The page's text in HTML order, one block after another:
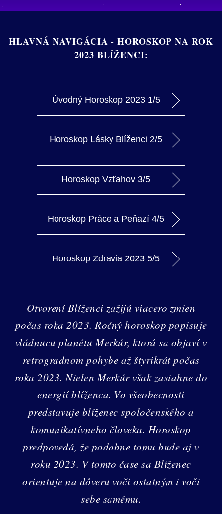
HLAVNÁ NAVIGÁCIA - HOROSKOP NA ROK
2023 BLÍŽENCI:
Úvodný Horoskop 2023 1/5
Horoskop Lásky Blíženci 2/5
Horoskop Vzťahov 3/5
Horoskop Práce a Peňazí 4/5
Horoskop Zdravia 2023 5/5
Otvorení Blíženci zažijú viacero zmien
počas roka 2023. Ročný horoskop popisuje
vládnucu planétu Merkúr, ktorá sa objaví v
retrogradnom pohybe až štyrikrát počas
roka 2023. Nielen Merkúr však zasiahne do
energií blíženca. Vo všeobecnosti
predstavuje blíženec spoločenského a
komunikatívneho človeka. Horoskop
predpovedá, že podobne tomu bude aj v
roku 2023. V tomto čase sa Blíženec
orientuje na dôveru voči ostatným i voči
sebe samému.